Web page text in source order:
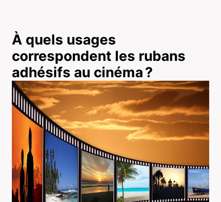
À quels usages
correspondent les rubans
adhésifs au cinéma ?